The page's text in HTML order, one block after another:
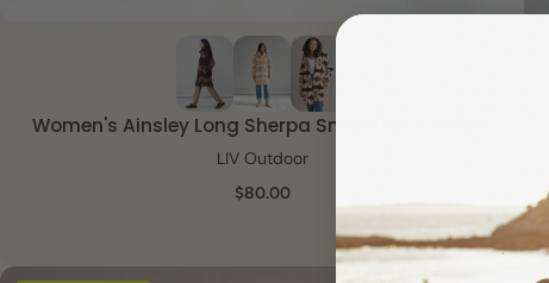
SCHNELLANSICHT
Women's Ainsley Long Sherpa Snap-Front Jacket
LIV Outdoor
$80.00